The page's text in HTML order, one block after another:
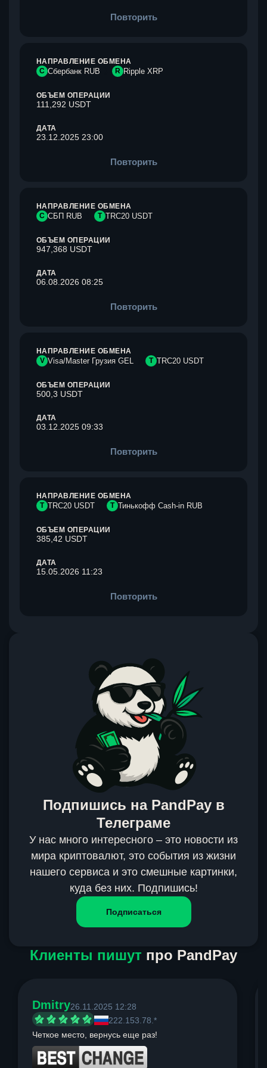
Повторить
НАПРАВЛЕНИЕ ОБМЕНА
С Сбербанк RUB R Ripple XRP
ОБЪЕМ ОПЕРАЦИИ
111,292 USDT
ДАТА
23.12.2025 23:00
Повторить
НАПРАВЛЕНИЕ ОБМЕНА
С СБП RUB T TRC20 USDT
ОБЪЕМ ОПЕРАЦИИ
947,368 USDT
ДАТА
06.08.2026 08:25
Повторить
НАПРАВЛЕНИЕ ОБМЕНА
V Visa/Master Грузия GEL T TRC20 USDT
ОБЪЕМ ОПЕРАЦИИ
500,3 USDT
ДАТА
03.12.2025 09:33
Повторить
НАПРАВЛЕНИЕ ОБМЕНА
T TRC20 USDT Т Тинькофф Cash-in RUB
ОБЪЕМ ОПЕРАЦИИ
385,42 USDT
ДАТА
15.05.2026 11:23
Повторить
Подпишись на PandPay в
Телеграме
У нас много интересного – это новости из
мира криптовалют, это события из жизни
нашего сервиса и это смешные картинки,
куда без них. Подпишись!
Подписаться
Клиенты пишут про PandPay
Dmitry26.11.2025 12:28
222.153.78.*
Четкое место, вернусь еще раз!